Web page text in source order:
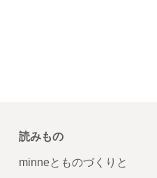
読みもの
minneとものづくりと